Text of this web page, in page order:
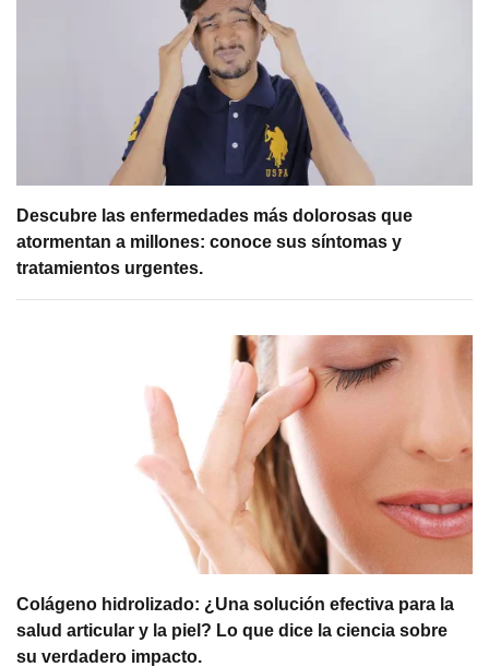
Descubre las enfermedades más dolorosas que
atormentan a millones: conoce sus síntomas y
tratamientos urgentes.
Colágeno hidrolizado: ¿Una solución efectiva para la
salud articular y la piel? Lo que dice la ciencia sobre
su verdadero impacto.